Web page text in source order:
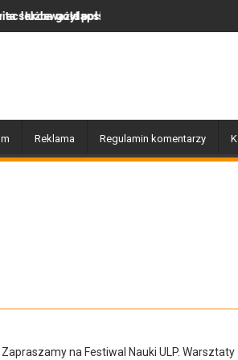
strażaków
prawo, więc wrócił do swojego kraju
Za nami wyjątkowy dzień
Reklama Regulamin komentarzy
Zapraszamy na Festiwal Nauki ULP. Warsztaty